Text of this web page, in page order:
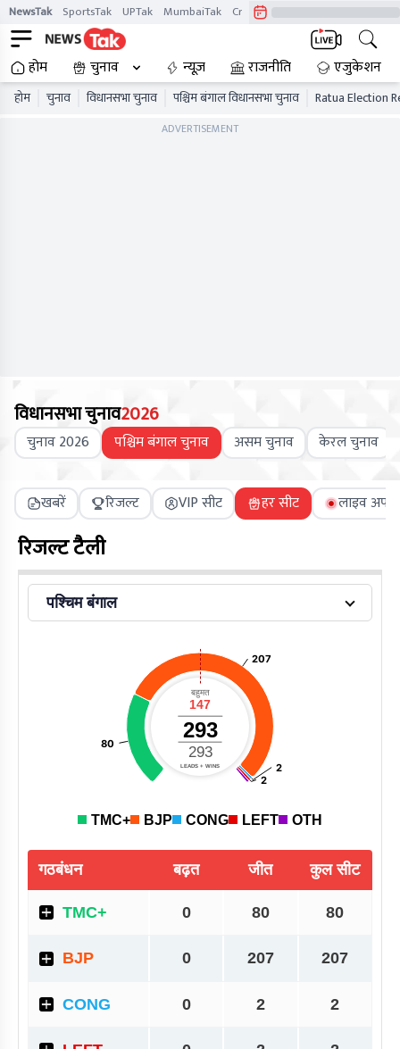
NewsTak SportsTak UPTak MumbaiTak CrimeTak
होम चुनाव न्यूज़ राजनीति एजुकेशन
होम चुनाव विधानसभा चुनाव पश्चिम बंगाल विधानसभा चुनाव Ratua Election
ADVERTISEMENT
विधानसभा चुनाव2026
चुनाव 2026 पश्चिम बंगाल चुनाव असम चुनाव केरल चुनाव
खबरें रिजल्ट VIP सीट हर सीट लाइव
रिजल्ट टैली